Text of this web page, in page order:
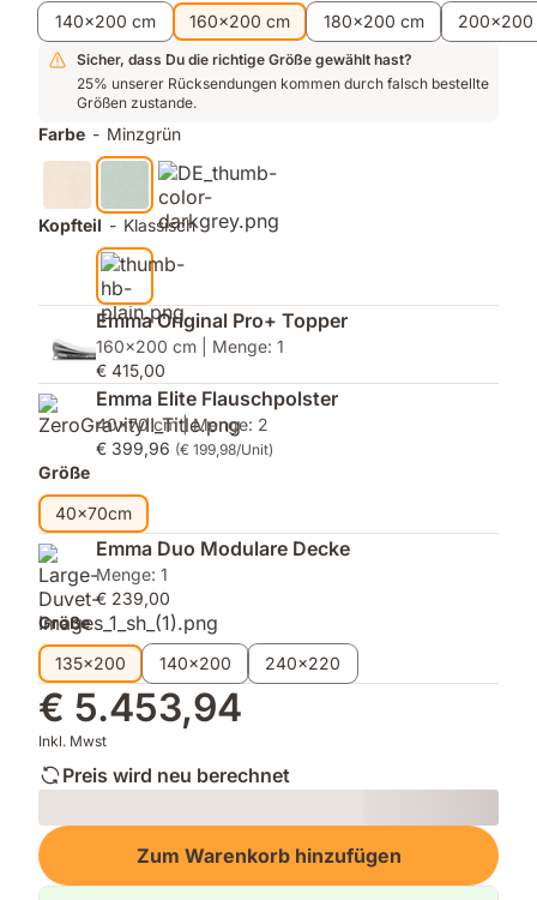
Bettdecke
enthalten
140x200 cm
160x200 cm 180x200 cm 200x200
Sicher, dass Du die richtige Größe gewählt hast?
25% unserer Rücksendungen kommen durch falsch bestellte
Größen zustande.
Farbe - Minzgrün
Kopfteil - Klassisch
Emma Original Pro+ Topper
160x200 cm | Menge: 1
€ 415,00
Emma Elite Flauschpolster
40x70 cm | Menge: 2
€ 399,96 (€ 199,98/Unit)
Größe
40x70cm
Emma Duo Modulare Decke
Menge: 1
€ 239,00
Größe
135x200
140x200 240x220
€ 5.453,94
Inkl. Mwst
Preis wird neu berechnet
Loading
Zum Warenkorb hinzufügen